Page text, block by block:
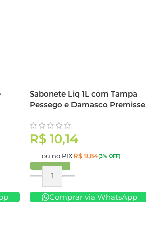
Sabonete Liq 1L com Tampa
Pessego e Damasco Premisse
R$ 10,14
ou no PIXR$ 9,84(3% OFF)
Comprar
Comprar via WhatsApp